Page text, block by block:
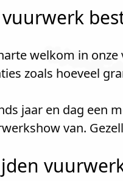
welkom in
zoals hoeveel
jaar en dag een
van.